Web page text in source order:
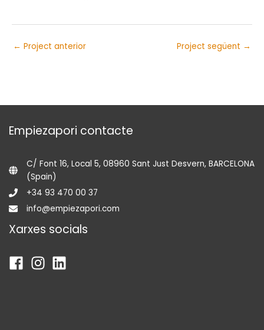
← Project anterior Project següent →
Empiezapori contacte
C/ Font 16, Local 5, 08960 Sant Just Desvern, BARCELONA
(Spain)
+34 93 470 00 37
info@empiezapori.com
Xarxes socials